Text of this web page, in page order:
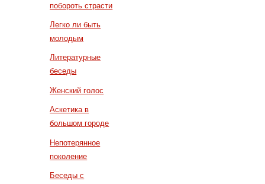
побороть страсти
Легко ли быть
молодым
Литературные
беседы
Женский голос
Аскетика в
большом городе
Непотерянное
поколение
Беседы с